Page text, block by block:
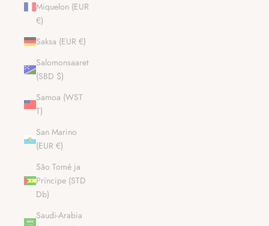
Miquelon (EUR
€)
Saksa (EUR €)
Salomonsaaret
(SBD $)
Samoa (WST
T)
San Marino
(EUR €)
São Tomé ja
Príncipe (STD
Db)
Saudi-Arabia